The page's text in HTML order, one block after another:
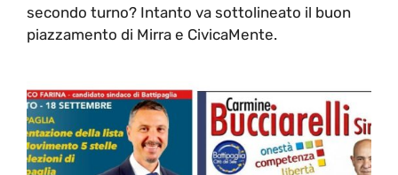
secondo turno? Intanto va sottolineato il buon
piazzamento di Mirra e CivicaMente.